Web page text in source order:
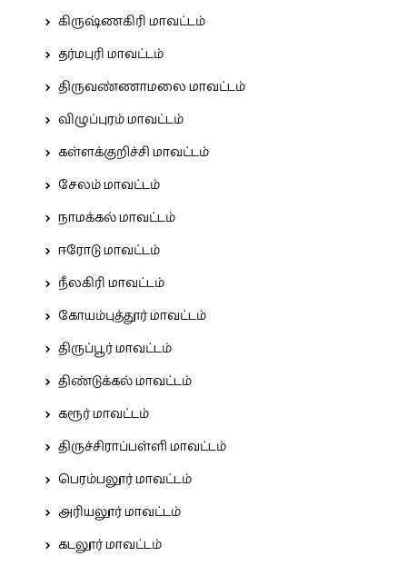
கிருஷ்ணகிரி மாவட்டம்
தர்மபுரி மாவட்டம்
திருவண்ணாமலை மாவட்டம்
விழுப்புரம் மாவட்டம்
கள்ளக்குறிச்சி மாவட்டம்
சேலம் மாவட்டம்
நாமக்கல் மாவட்டம்
ஈரோடு மாவட்டம்
நீலகிரி மாவட்டம்
கோயம்புத்தூர் மாவட்டம்
திருப்பூர் மாவட்டம்
திண்டுக்கல் மாவட்டம்
கரூர் மாவட்டம்
திருச்சிராப்பள்ளி மாவட்டம்
பெரம்பலூர் மாவட்டம்
அரியலூர் மாவட்டம்
கடலூர் மாவட்டம்